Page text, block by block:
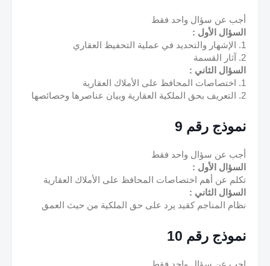
أجب عن سؤال واحد فقط
السؤال الأول :
1. الإشهار والتحديد في عملية التحفيظ العقاري
2. آثار القسمة
السؤال الثاني :
1. اختصاصات المحافظ على الأملاك العقارية
2. التعريف بحق الملكية العقارية وبيان عناصرها وخصائصها
نموذج رقم 9
أجب عن سؤال واحد فقط
السؤال الأول :
تكلم عن أهم اختصاصات المحافظ على الأملاك العقارية
السؤال الثاني :
نظام المناجم كقيد يرد على حق الملكية من حيث العمق
نموذج رقم 10
اجب عن سؤال واحد فقط